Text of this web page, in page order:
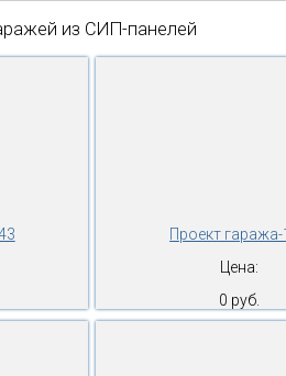
из СИП-панелей
Проект
Цена:
0 руб.